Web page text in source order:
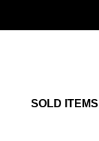
SOLD ITEMS